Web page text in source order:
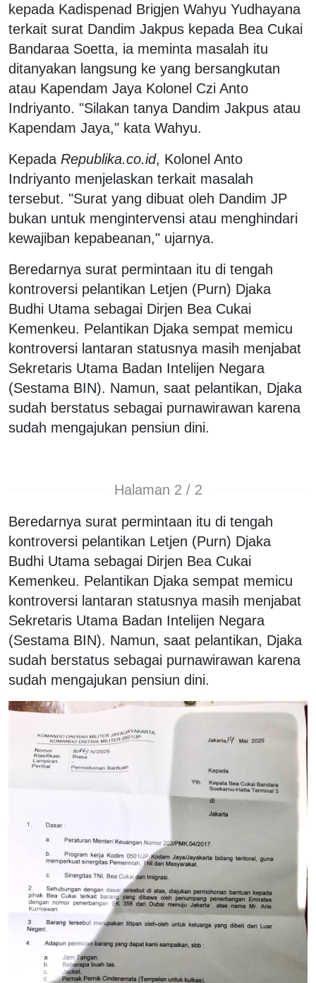
kepada Kadispenad Brigjen Wahyu Yudhayana
terkait surat Dandim Jakpus kepada Bea Cukai
Bandaraa Soetta, ia meminta masalah itu
ditanyakan langsung ke yang bersangkutan
atau Kapendam Jaya Kolonel Czi Anto
Indriyanto. "Silakan tanya Dandim Jakpus atau
Kapendam Jaya," kata Wahyu.
Kepada Republika.co.id, Kolonel Anto
Indriyanto menjelaskan terkait masalah
tersebut. "Surat yang dibuat oleh Dandim JP
bukan untuk mengintervensi atau menghindari
kewajiban kepabeanan," ujarnya.
Beredarnya surat permintaan itu di tengah
kontroversi pelantikan Letjen (Purn) Djaka
Budhi Utama sebagai Dirjen Bea Cukai
Kemenkeu. Pelantikan Djaka sempat memicu
kontroversi lantaran statusnya masih menjabat
Sekretaris Utama Badan Intelijen Negara
(Sestama BIN). Namun, saat pelantikan, Djaka
sudah berstatus sebagai purnawirawan karena
sudah mengajukan pensiun dini.
Halaman 2 / 2
Beredarnya surat permintaan itu di tengah
kontroversi pelantikan Letjen (Purn) Djaka
Budhi Utama sebagai Dirjen Bea Cukai
Kemenkeu. Pelantikan Djaka sempat memicu
kontroversi lantaran statusnya masih menjabat
Sekretaris Utama Badan Intelijen Negara
(Sestama BIN). Namun, saat pelantikan, Djaka
sudah berstatus sebagai purnawirawan karena
sudah mengajukan pensiun dini.